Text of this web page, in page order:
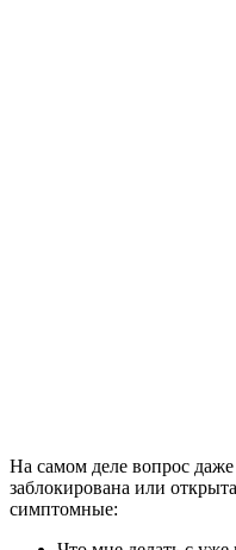
На самом деле вопрос даже
заблокирована или
симптомные: